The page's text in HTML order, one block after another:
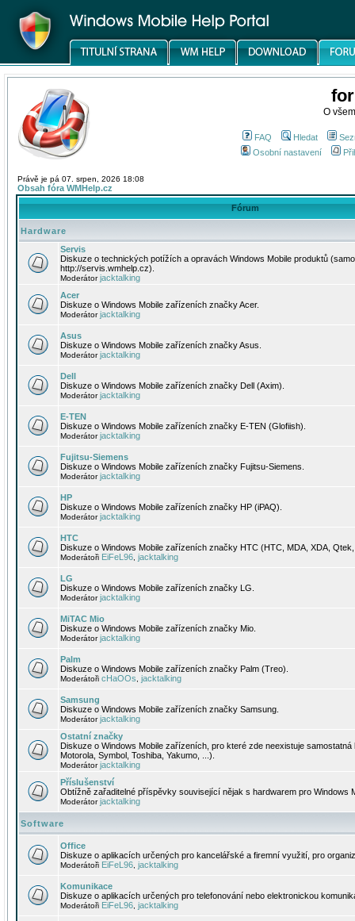
O
FAQ Hledat
Osobní nastavení
Právě je pá 07. srpen, 2026 18:08
Obsah fóra WMHelp.cz
Fórum
Hardware
Servis
Diskuze o technických potížích a opravách Windows Mobile produktů
http://servis.wmhelp.cz).
Moderátorjacktalking
Acer
Diskuze o Windows Mobile zařízeních značky Acer.
Moderátorjacktalking
Asus
Diskuze o Windows Mobile zařízeních značky Asus.
Moderátorjacktalking
Dell
Diskuze o Windows Mobile zařízeních značky Dell (Axim).
Moderátorjacktalking
E-TEN
Diskuze o Windows Mobile zařízeních značky E-TEN (Glofiish).
Moderátorjacktalking
Fujitsu-Siemens
Diskuze o Windows Mobile zařízeních značky Fujitsu-Siemens.
Moderátorjacktalking
HP
Diskuze o Windows Mobile zařízeních značky HP (iPAQ).
Moderátorjacktalking
HTC
Diskuze o Windows Mobile zařízeních značky HTC (HTC, MDA, XDA,
Moderátoři EiFeL96 jacktalking
LG
Diskuze o Windows Mobile zařízeních značky LG.
Moderátorjacktalking
MiTAC Mio
Diskuze o Windows Mobile zařízeních značky Mio.
Moderátorjacktalking
Palm
Diskuze o Windows Mobile zařízeních značky Palm (Treo).
Moderátoři cHaOOs jacktalking
Samsung
Diskuze o Windows Mobile zařízeních značky Samsung.
Moderátorjacktalking
Ostatní značky
Diskuze o Windows Mobile zařízeních, pro které zde neexistuje
Motorola, Symbol, Toshiba, Yakumo, ...).
Moderátorjacktalking
Příslušenství
Obtížně zařaditelné příspěvky související nějak s hardwarem pro Windows
Moderátorjacktalking
Software
Office
Diskuze o aplikacích určených pro kancelářské a firemní využití, pro
Moderátoři EiFeL96 jacktalking
Komunikace
Diskuze o aplikacích určených pro telefonování nebo elektronickou
Moderátoři EiFeL96 jacktalking